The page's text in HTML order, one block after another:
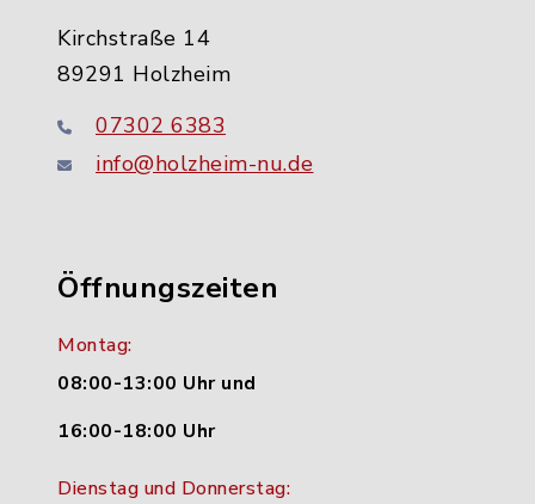
Kirchstraße 14
89291 Holzheim
07302 6383
info@holzheim-nu.de
Öffnungszeiten
Montag:
08:00-13:00 Uhr und
16:00-18:00 Uhr
Dienstag und Donnerstag: